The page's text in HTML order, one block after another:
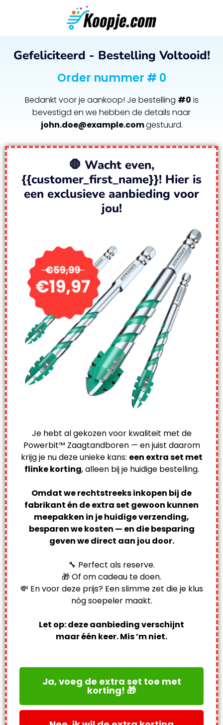
Gefeliciteerd - Bestelling Voltooid!
Order nummer # 0
Bedankt voor je aankoop! Je bestelling #0 is
bevestigd en we hebben de details naar
john.doe@example.comgestuurd.
🛑 Wacht even,
{{customer_first_name}}! Hier is
een exclusieve aanbieding voor
jou!
Je hebt al gekozen voor kwaliteit met de
Powerbit™ Zaagtandboren — en juist daarom
krijg je nu deze unieke kans: een extra set met
flinke korting, alleen bij je huidige bestelling.
Omdat we rechtstreeks inkopen bij de
fabrikant én de extra set gewoon kunnen
meepakken in je huidige verzending,
besparen we kosten — en die besparing
geven we direct aan jou door.
🔧 Perfect als reserve.
🎁 Of om cadeau te doen.
💸 En voor deze prijs? Een slimme zet die je klus
nóg soepeler maakt.
Let op: deze aanbieding verschijnt
maar één keer. Mis ’m niet.
Ja, voeg de extra set toe met
korting! 🎁